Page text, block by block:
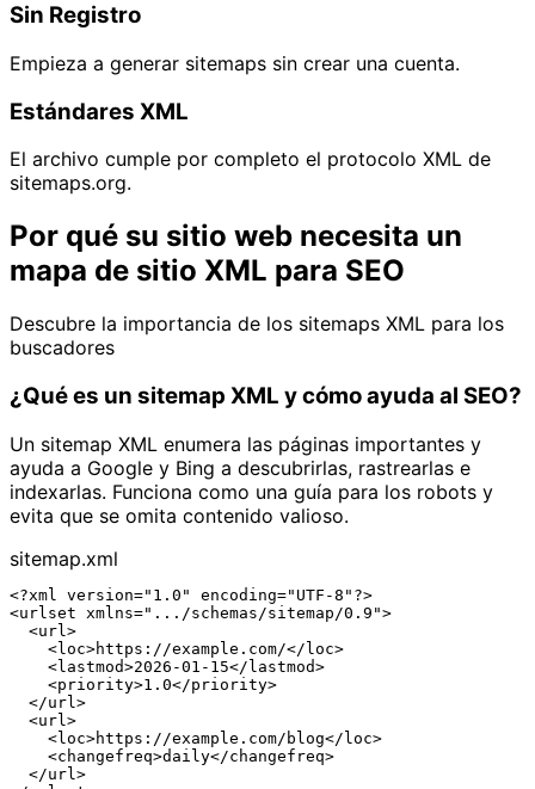
Sin Registro
Empieza a generar sitemaps sin crear una cuenta.
Estándares XML
El archivo cumple por completo el protocolo XML de
sitemaps.org.
Por qué su sitio web necesita un
mapa de sitio XML para SEO
Descubre la importancia de los sitemaps XML para los
buscadores
¿Qué es un sitemap XML y cómo ayuda al SEO?
Un sitemap XML enumera las páginas importantes y
ayuda a Google y Bing a descubrirlas, rastrearlas e
indexarlas. Funciona como una guía para los robots y
evita que se omita contenido valioso.
sitemap.xml
<?xml version="1.0" encoding="UTF-8"?>
<urlset xmlns=".../schemas/sitemap/0.9">
  <url>
    <loc>https://example.com/</loc>
    <lastmod>2026-01-15</lastmod>
    <priority>1.0</priority>
  </url>
  <url>
    <loc>https://example.com/blog</loc>
    <changefreq>daily</changefreq>
  </url>